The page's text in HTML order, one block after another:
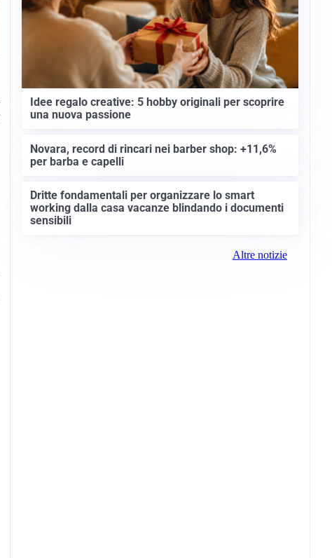
Idee regalo creative: 5 hobby originali per scoprire
una nuova passione
Novara, record di rincari nei barber shop: +11,6%
per barba e capelli
Dritte fondamentali per organizzare lo smart
working dalla casa vacanze blindando i documenti
sensibili
Altre notizie